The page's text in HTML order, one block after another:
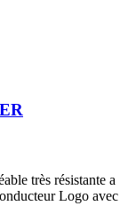
très résistante a
Logo avec